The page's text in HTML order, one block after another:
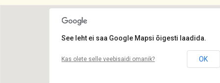
See leht ei saa Google Mapsi õigesti laadida.
Kas olete selle veebisaidi omanik? OK